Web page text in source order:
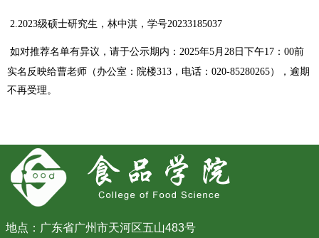
2.2023级硕士研究生，林中淇，学号20233185037
如对推荐名单有异议，请于公示期内： 2025年5月28 日下午17 ： 00前
实名反映给曹老师 （办公室：院楼313 ，电话： 020-85280265）
，逾期
不再受理。
地点：广东省广州市天河区五山483号